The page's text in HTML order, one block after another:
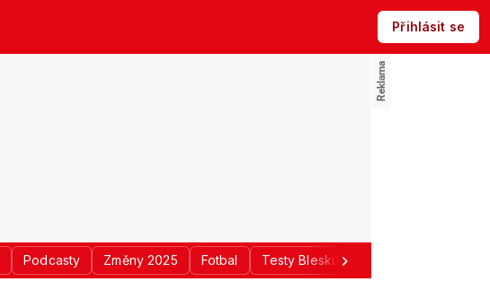
Podcasty Změny 2025 Fotbal Testy Blesku
Přihlásit se